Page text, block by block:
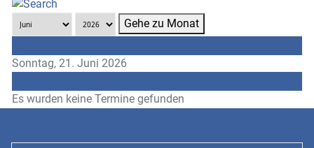
Gehe zu Monat
Sonntag, 21. Juni 2026
Es wurden keine Termine gefunden